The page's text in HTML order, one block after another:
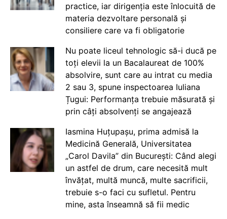
practice, iar dirigenția este înlocuită de
materia dezvoltare personală și
consiliere care va fi obligatorie
Nu poate liceul tehnologic să-i ducă pe
toți elevii la un Bacalaureat de 100%
absolvire, sunt care au intrat cu media
2 sau 3, spune inspectoarea Iuliana
Țugui: Performanța trebuie măsurată și
prin câți absolvenți se angajează
Iasmina Huțupașu, prima admisă la
Medicină Generală, Universitatea
„Carol Davila” din București: Când alegi
un astfel de drum, care necesită mult
învățat, multă muncă, multe sacrificii,
trebuie s-o faci cu sufletul. Pentru
mine, asta înseamnă să fii medic